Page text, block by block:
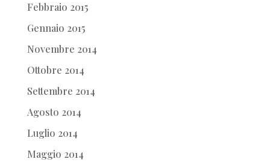
Febbraio 2015
Gennaio 2015
Novembre 2014
Ottobre 2014
Settembre 2014
Agosto 2014
Luglio 2014
Maggio 2014